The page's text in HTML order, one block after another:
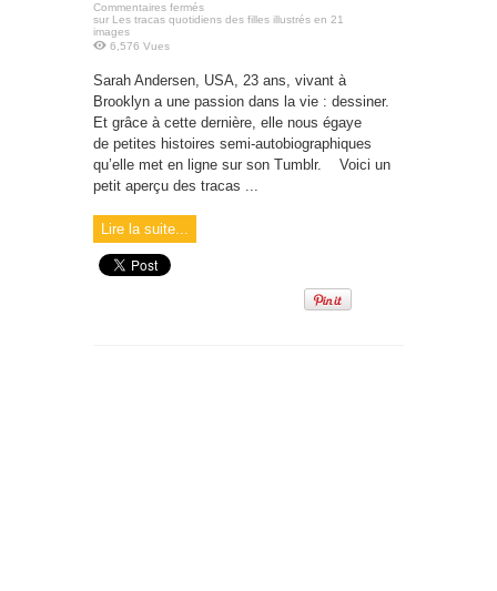
Commentaires fermés
sur Les tracas quotidiens des filles illustrés en 21
images
6,576 Vues
Sarah Andersen, USA, 23 ans, vivant à
Brooklyn a une passion dans la vie : dessiner.
Et grâce à cette dernière, elle nous égaye
de petites histoires semi-autobiographiques
qu’elle met en ligne sur son Tumblr. Voici un
petit aperçu des tracas ...
Lire la suite...